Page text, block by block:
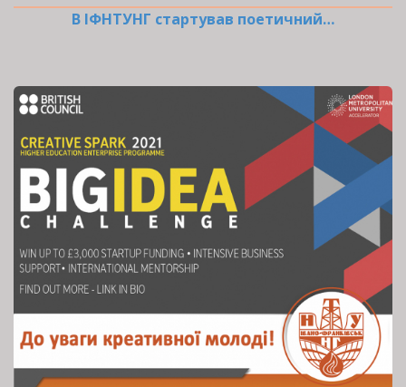
В ІФНТУНГ стартував поетичний…